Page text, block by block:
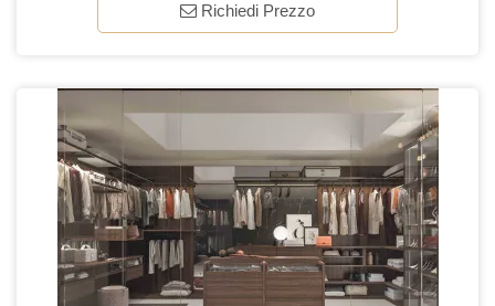
Richiedi Prezzo